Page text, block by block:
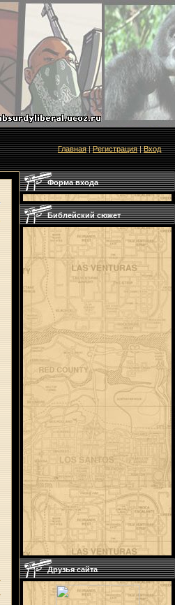
Главная|Регистрация|Вход
Форма входа
Библейский сюжет
Друзья сайта